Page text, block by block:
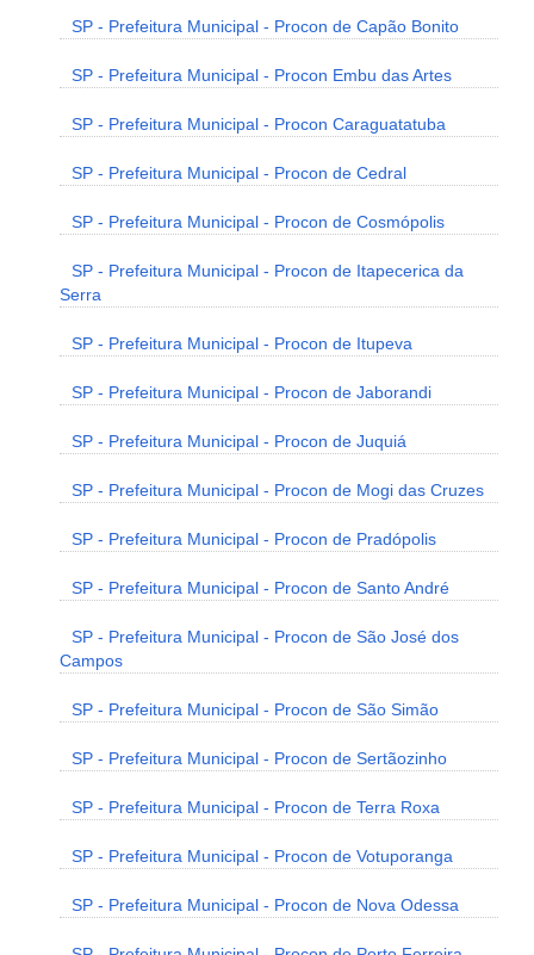
SP - Prefeitura Municipal - Procon de Capão Bonito
SP - Prefeitura Municipal - Procon Embu das Artes
SP - Prefeitura Municipal - Procon Caraguatatuba
SP - Prefeitura Municipal - Procon de Cedral
SP - Prefeitura Municipal - Procon de Cosmópolis
SP - Prefeitura Municipal - Procon de Itapecerica da
Serra
SP - Prefeitura Municipal - Procon de Itupeva
SP - Prefeitura Municipal - Procon de Jaborandi
SP - Prefeitura Municipal - Procon de Juquiá
SP - Prefeitura Municipal - Procon de Mogi das Cruzes
SP - Prefeitura Municipal - Procon de Pradópolis
SP - Prefeitura Municipal - Procon de Santo André
SP - Prefeitura Municipal - Procon de São José dos
Campos
SP - Prefeitura Municipal - Procon de São Simão
SP - Prefeitura Municipal - Procon de Sertãozinho
SP - Prefeitura Municipal - Procon de Terra Roxa
SP - Prefeitura Municipal - Procon de Votuporanga
SP - Prefeitura Municipal - Procon de Nova Odessa